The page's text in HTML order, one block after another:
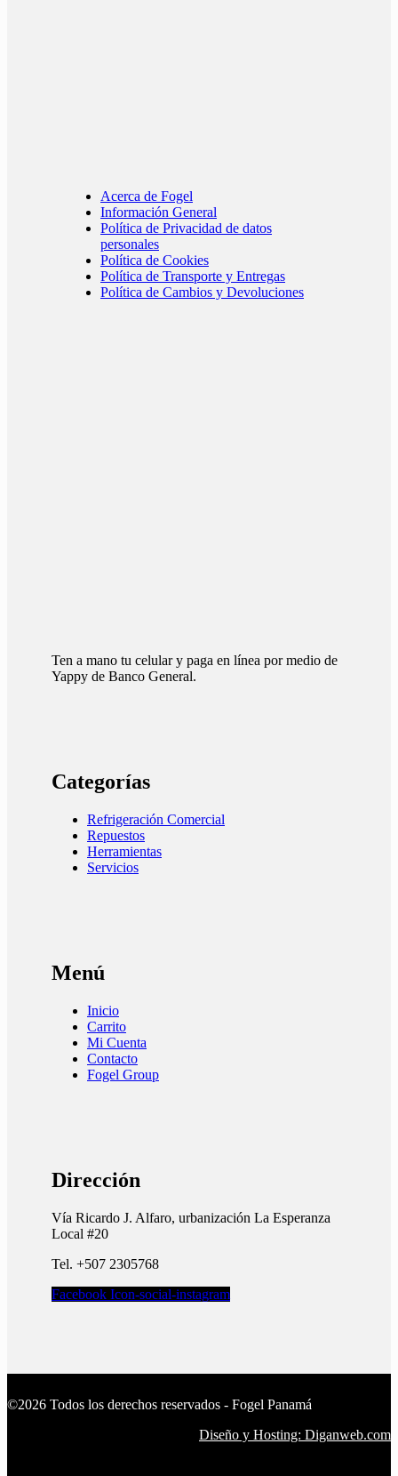
Acerca de Fogel
Información General
Política de Privacidad de datos
personales
Política de Cookies
Política de Transporte y Entregas
Política de Cambios y Devoluciones
Ten a mano tu celular y paga en línea por medio de
Yappy de Banco General.
Categorías
Refrigeración Comercial
Repuestos
Herramientas
Servicios
Menú
Inicio
Carrito
Mi Cuenta
Contacto
Fogel Group
Dirección
Vía Ricardo J. Alfaro, urbanización La Esperanza
Local #20
Tel. +507 2305768
Facebook Icon-social-instagram
©2026 Todos los derechos reservados - Fogel Panamá
Diseño y Hosting: Diganweb.com